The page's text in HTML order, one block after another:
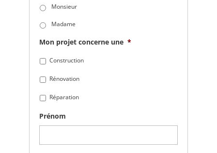
Monsieur
Madame
Mon projet concerne une *
Construction
Rénovation
Réparation
Prénom